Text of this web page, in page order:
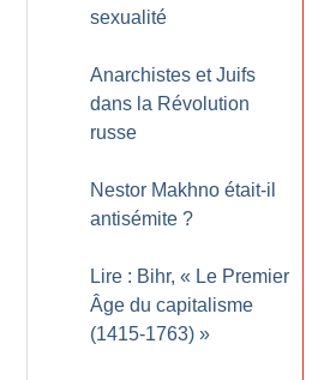
sexualité
Anarchistes et Juifs
dans la Révolution
russe
Nestor Makhno était-il
antisémite ?
Lire : Bihr, « Le Premier
Âge du capitalisme
(1415-1763) »